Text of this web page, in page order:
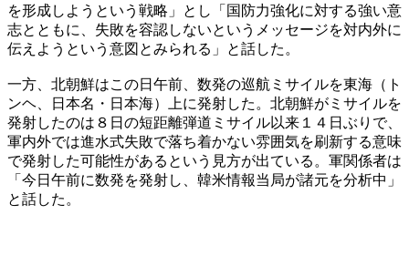
を形成しようという戦略」とし「国防力強化に対する強い意
志とともに、失敗を容認しないというメッセージを対内外に
伝えようという意図とみられる」と話した。
一方、北朝鮮はこの日午前、数発の巡航ミサイルを東海（ト
ンヘ、日本名・日本海）上に発射した。北朝鮮がミサイルを
発射したのは８日の短距離弾道ミサイル以来１４日ぶりで、
軍内外では進水式失敗で落ち着かない雰囲気を刷新する意味
で発射した可能性があるという見方が出ている。軍関係者は
「今日午前に数発を発射し、韓米情報当局が諸元を分析中」
と話した。